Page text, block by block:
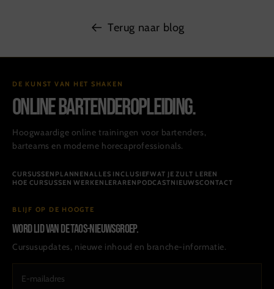
Terug naar blog
DE KUNST VAN HET SHAKEN
ONLINE BARTENDEROPLEIDING.
Hoogwaardige online trainingen voor bartenders,
barteams en moderne horecaprofessionals.
CURSUSSEN PLANNENALLES INCLUSIEFWAT JE ZULT LEREN
HOE CURSUSSEN WERKEN LERAREN PODCASTNIEUWSCONTACT
BLIJF OP DE HOOGTE
Word lid van de TAOS-nieuwsgroep.
Cursusupdates, nieuwe inhoud en branche-informatie.